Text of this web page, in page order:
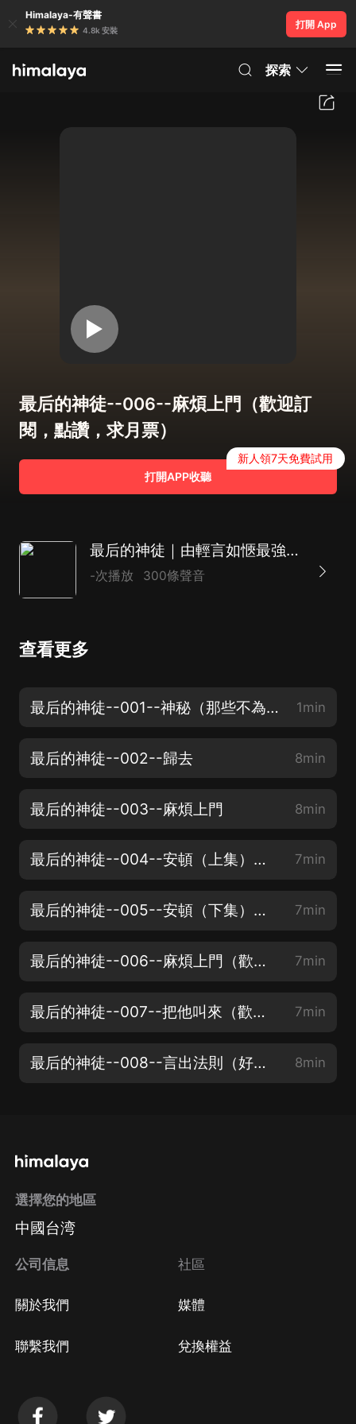
Himalaya-有聲書
4.8k 安裝
打開 App
探索
最后的神徒--006--麻煩上門（歡迎訂
閱，點讚，求月票）
打開APP收聽
新人領7天免費試用
最后的神徒｜由輕言如愜最強主播陣容多人演播｜隱藏的神明｜爽
-次播放 300條聲音
查看更多
最后的神徒--001--神秘（那些不為人知的神秘世界，訂閱不迷路） 1min
最后的神徒--002--歸去 8min
最后的神徒--003--麻煩上門 8min
最后的神徒--004--安頓（上集）mp3（少年帶著什麼秘密 訂閱不迷路，月票點讚兩不誤） 7min
最后的神徒--005--安頓（下集）（求月票，訂閱，點讚哈） 7min
最后的神徒--006--麻煩上門（歡迎訂閱，點讚，求月票） 7min
最后的神徒--007--把他叫來（歡迎訂閱，點讚，求月票） 7min
最后的神徒--008--言出法則（好聽訂閱不迷路，點讚，求月票） 8min
選擇您的地區
中國台湾
公司信息
關於我們
聯繫我們
社區
媒體
兌換權益